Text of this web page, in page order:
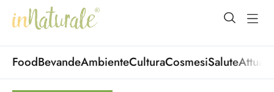
open
FoodBevandeAmbienteCulturaCosmesiSalute